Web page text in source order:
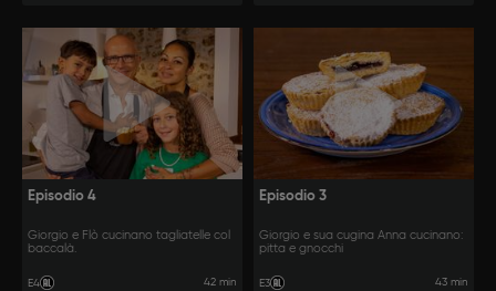
Episodio 4
Giorgio e Flò cucinano tagliatelle col
baccalà.
E4 42 min
Episodio 3
Giorgio e sua cugina Anna cucinano:
pitta e gnocchi
E3 43 min